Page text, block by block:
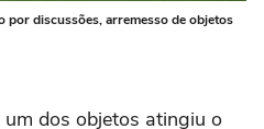
por discussões, arremesso de objetos
dos objetos atingiu o